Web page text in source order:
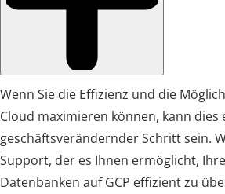
Wenn Sie die Effizienz und die
Cloud maximieren können, kann dies
geschäftsverändernder Schritt sein.
Support, der es Ihnen ermöglicht,
Datenbanken auf GCP effizient zu